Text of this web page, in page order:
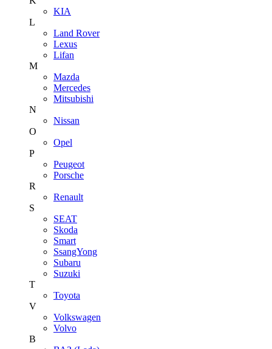
KIA
L
Land Rover
Lexus
Lifan
M
Mazda
Mercedes
Mitsubishi
N
Nissan
O
Opel
P
Peugeot
Porsche
R
Renault
S
SEAT
Skoda
Smart
SsangYong
Subaru
Suzuki
T
Toyota
V
Volkswagen
Volvo
В